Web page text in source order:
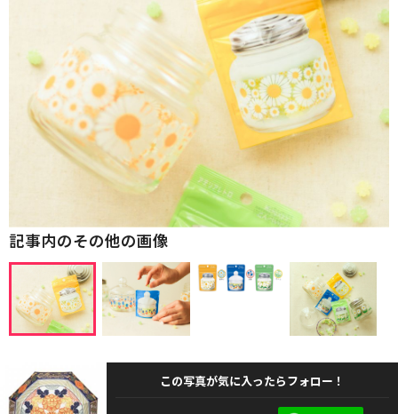
記事内のその他の画像
この写真が気に入ったらフォロー！